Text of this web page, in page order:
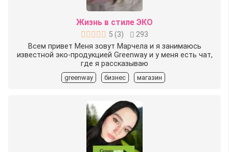
Жизнь в стиле ЭКО
5 (3)
293
Всем привет Меня зовут Марчела и я занимаюсь
известной эко-продукцией Greenway и у меня есть чат,
где я рассказываю
greenway бизнес магазин